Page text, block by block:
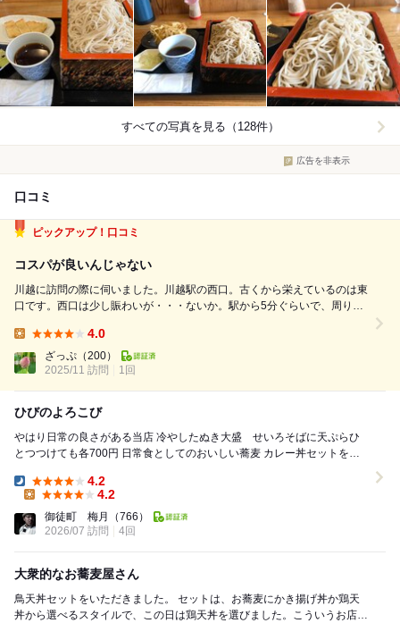
すべての写真を見る（128件）
広告を非表示
口コミ
ピックアップ！口コミ
コスパが良いんじゃない
川越に訪問の際に伺いました。川越駅の西口。古くから栄えているのは東
口です。西口は少し賑わいが・・・ないか。駅から5分ぐらいで、周りに
アーを開けると店内中央に券売機。食券かう前に画とかあると選びやすい
んですが・・。食券機もちょっと古めで...
4.0
ざっぷ （200）
2025/11 訪問
1回
ひびのよろこび
やはり日常の良さがある当店 冷やしたぬき大盛 せいろそばに天ぷらひ
とつつけても各700円 日常食としてのおいしい蕎麦 カレー丼セットを頼
Dinner:
4.2
4.2
御徒町 梅月
（766）
2026/07 訪問
4回
大衆的なお蕎麦屋さん
鳥天丼セットをいただきました。 セットは、お蕎麦にかき揚げ丼か鶏天
丼から選べるスタイルで、この日は鶏天丼を選びました。こういうお店だ